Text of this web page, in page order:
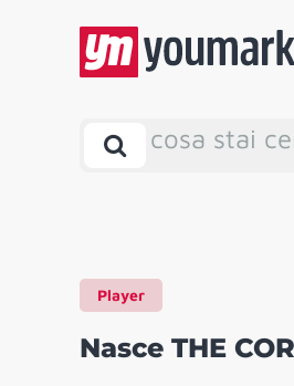
cosa stai
Player
Nasce THE